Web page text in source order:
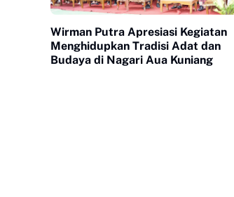
Wirman Putra Apresiasi Kegiatan
Menghidupkan Tradisi Adat dan
Budaya di Nagari Aua Kuniang